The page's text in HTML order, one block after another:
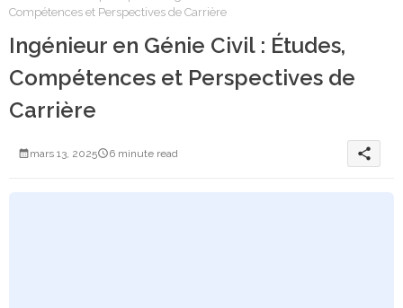
Compétences et Perspectives de Carrière
Ingénieur en Génie Civil : Études,
Compétences et Perspectives de
Carrière
mars 13, 2025 6 minute read share